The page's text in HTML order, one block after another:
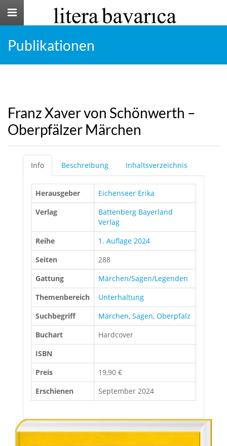
Toggle
Publikationen
Franz Xaver von Schönwerth –
Oberpfälzer Märchen
Info Beschreibung Inhaltsverzeichnis
Herausgeber
Eichenseer Erika
Verlag
Battenberg Bayerland
Verlag
Reihe
1. Auflage 2024
Seiten
288
Gattung
Märchen/Sagen/Legenden
Themenbereich
Unterhaltung
Suchbegriff
Märchen, Sagen, Oberpfalz
Buchart
Hardcover
ISBN
Preis
19,90 €
Erschienen
September 2024